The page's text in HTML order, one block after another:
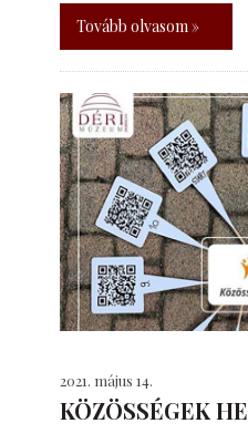
Tovább olvasom »
2021. május 14.
KÖZÖSSÉGEK